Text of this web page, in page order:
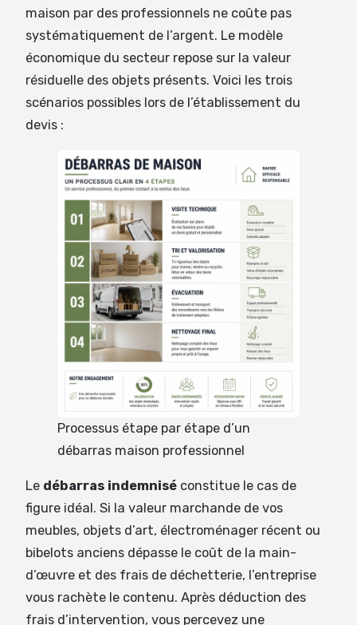
maison par des professionnels ne coûte pas
systématiquement de l’argent. Le modèle
économique du secteur repose sur la valeur
résiduelle des objets présents. Voici les trois
scénarios possibles lors de l’établissement du
devis :
Processus étape par étape d’un
débarras maison professionnel
Le débarras indemnisé constitue le cas de
figure idéal. Si la valeur marchande de vos
meubles, objets d’art, électroménager récent ou
bibelots anciens dépasse le coût de la main-
d’œuvre et des frais de déchetterie, l’entreprise
vous rachète le contenu. Après déduction des
frais d’intervention, vous percevez une